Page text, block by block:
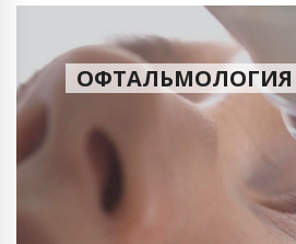
ОФТАЛЬМОЛОГИЯ